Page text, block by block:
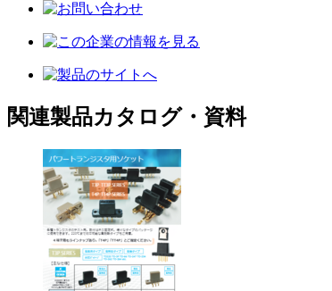
関連製品カタログ・資料